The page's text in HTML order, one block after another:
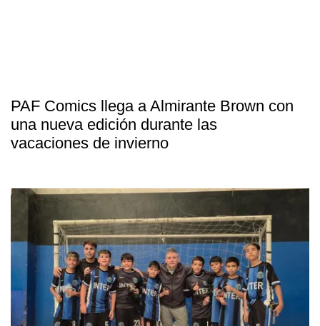
PAF Comics llega a Almirante Brown con
una nueva edición durante las
vacaciones de invierno